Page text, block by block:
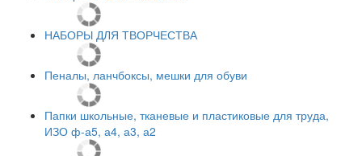
НАБОРЫ ДЛЯ ТВОРЧЕСТВА
Пеналы, ланчбоксы, мешки для обуви
Папки школьные, тканевые и пластиковые для труда,
ИЗО ф-а5, а4, а3, а2